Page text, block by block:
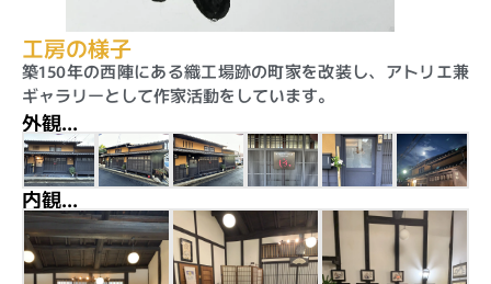
工房の様子
築150年の西陣にある織工場跡の町家を改装し、アトリエ兼
ギャラリーとして作家活動をしています。
外観…
内観…